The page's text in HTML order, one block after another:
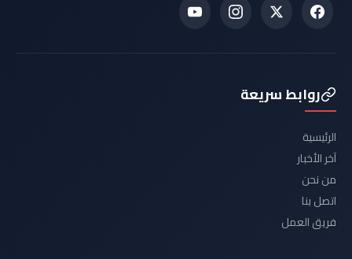
روابط سريعة
الرئيسية
آخر الأخبار
من نحن
اتصل بنا
فريق العمل